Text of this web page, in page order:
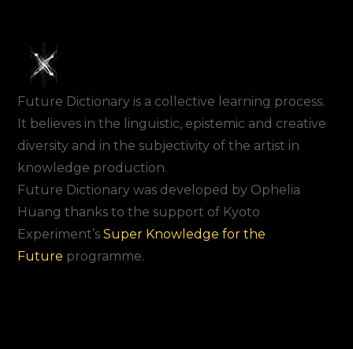
Future Dictionary is a collective learning process.
It believes in the linguistic, epistemic and creative
diversity and in the subjectivity of the artist in
knowledge production.
Future Dictionary was developed by Ophelia
Huang thanks to the support of Kyoto
Experiment’sSuper Knowledge for the
Future programme.